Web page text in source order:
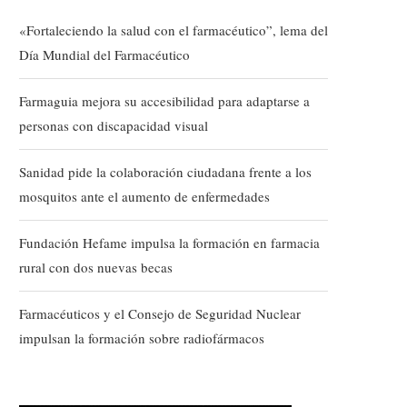
«Fortaleciendo la salud con el farmacéutico”, lema del
Día Mundial del Farmacéutico
Farmaguia mejora su accesibilidad para adaptarse a
personas con discapacidad visual
Sanidad pide la colaboración ciudadana frente a los
mosquitos ante el aumento de enfermedades
Fundación Hefame impulsa la formación en farmacia
rural con dos nuevas becas
Farmacéuticos y el Consejo de Seguridad Nuclear
impulsan la formación sobre radiofármacos